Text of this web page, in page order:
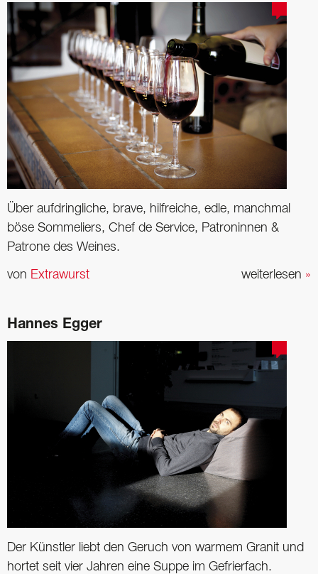
Über aufdringliche, brave, hilfreiche, edle, manchmal
böse Sommeliers, Chef de Service, Patroninnen &
Patrone des Weines.
weiterlesen »
von Extrawurst
Hannes Egger
Der Künstler liebt den Geruch von warmem Granit und
hortet seit vier Jahren eine Suppe im Gefrierfach.